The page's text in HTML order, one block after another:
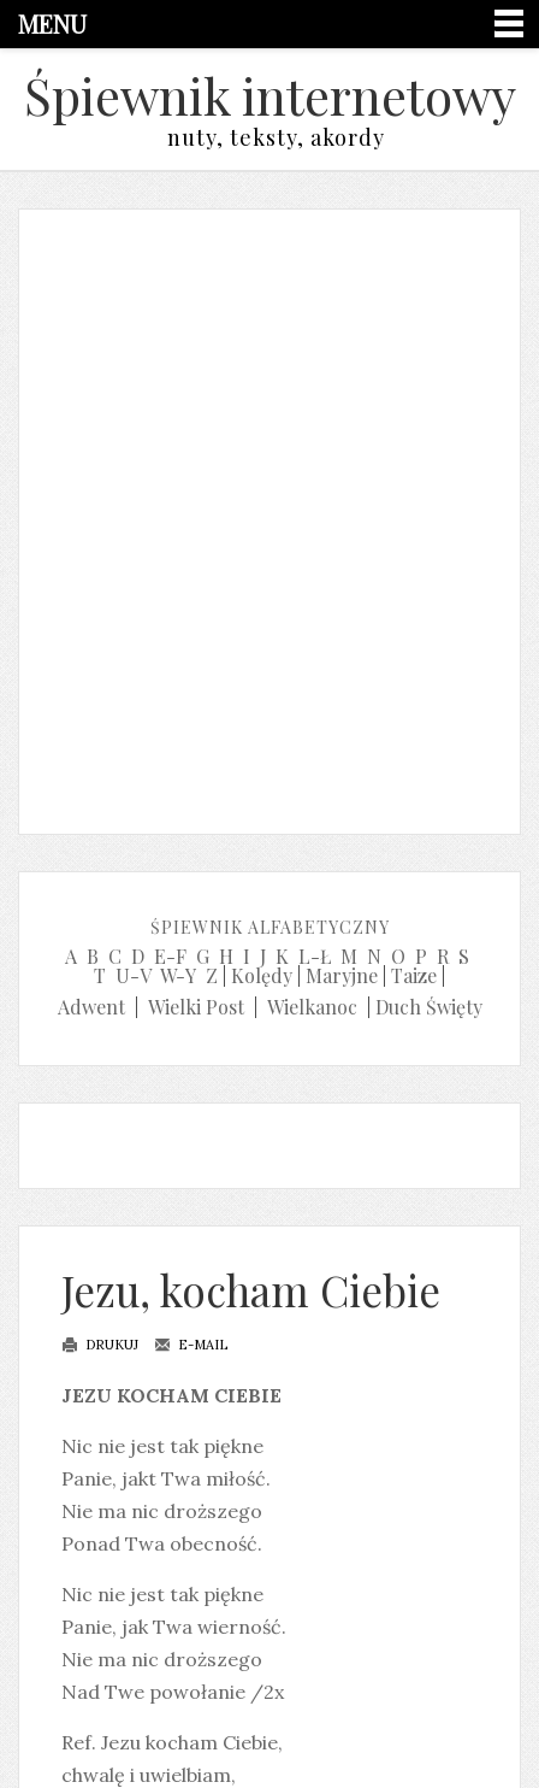
MENU
Śpiewnik internetowy
nuty, teksty, akordy
ŚPIEWNIK ALFABETYCZNY
A B C D E-F G H I J K L-Ł M N O P R S
T U-V W-Y Z Kolędy Maryjne Taize
Adwent| Wielki Post| Wielkanoc Duch Święty
Jezu, kocham Ciebie
DRUKUJ E-MAIL
JEZU KOCHAM CIEBIE
Nic nie jest tak piękne
Panie, jakt Twa miłość.
Nie ma nic droższego
Ponad Twa obecność.
Nic nie jest tak piękne
Panie, jak Twa wierność.
Nie ma nic droższego
Nad Twe powołanie /2x
Ref. Jezu kocham Ciebie,
chwalę i uwielbiam,